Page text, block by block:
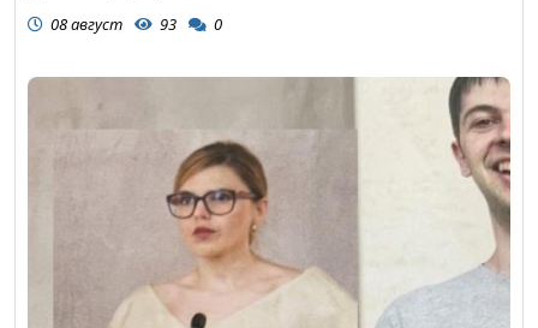
08 август 93 0